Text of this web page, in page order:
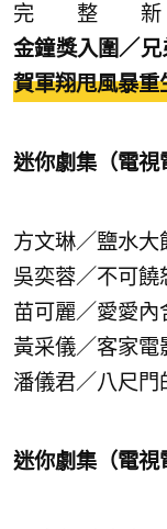
完整
金鐘獎入圍／兄
賀軍翔甩風暴重
迷你劇集（電視
方文琳／鹽水大
吳奕蓉／不可饒
苗可麗／愛愛內
黃采儀／客家電
潘儀君／八尺門
迷你劇集（電視